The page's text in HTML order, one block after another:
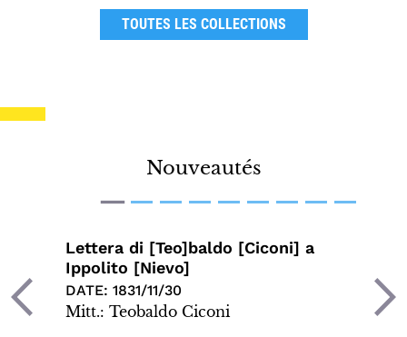
TOUTES LES COLLECTIONS
Nouveautés
PREV NEXT
Lettera di [Teo]baldo [Ciconi] a
Ippolito [Nievo]
DATE: 1831/11/30
Mitt.: Teobaldo Ciconi